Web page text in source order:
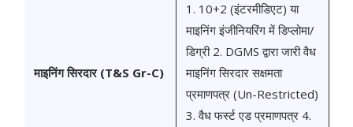
माइनिंग सिरदार (T&S Gr-C)
1. 10+2 (इंटरमीडिएट) या
माइनिंग इंजीनियरिंग में डिप्लोमा/
डिग्री 2. DGMS द्वारा जारी वैध
माइनिंग सिरदार सक्षमता
प्रमाणपत्र (Un-Restricted)
3. वैध फर्स्ट एड प्रमाणपत्र 4.